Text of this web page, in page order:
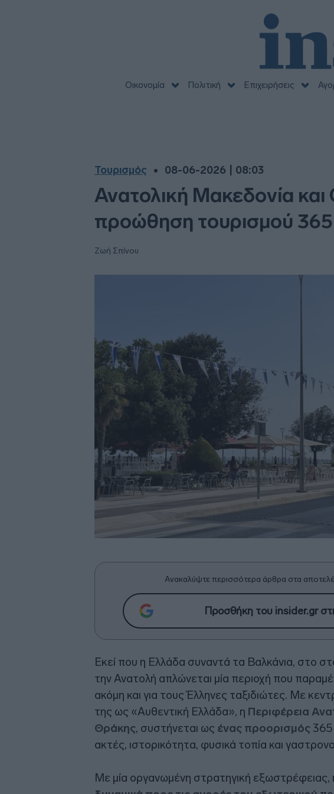
Οικονομία Πολιτική Επιχειρήσεις
Τουρισμός 08-06-2026 | 08:03
Ανατολική Μακεδονία
προώθηση τουρισμού
Ζωή Σπίνου
Ανακαλύψτε περισσότερα άρθρα στα
Προσθήκη του insider.gr
Εκεί που η Ελλάδα συναντά τα Βαλκάνια, στο
την Ανατολή απλώνεται μία περιοχή που
ακόμη και για τους Έλληνες ταξιδιώτες. Με
της ως «Αυθεντική Ελλάδα», η Περιφέρεια
Θράκης, συστήνεται ως ένας προορισμός
ακτές, ιστορικότητα, φυσικά τοπία και
Με μία οργανωμένη στρατηγική εξωστρέφειας,